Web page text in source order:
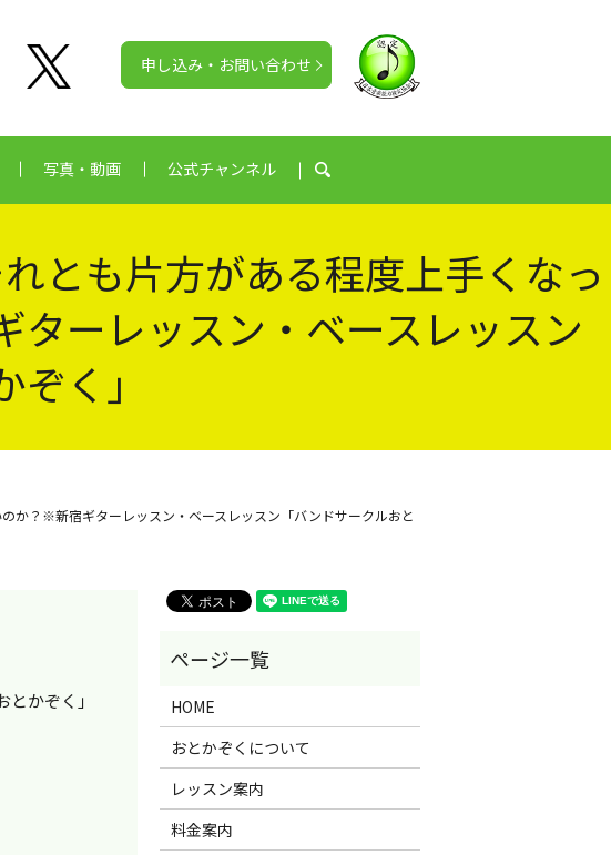
写真・動画 公式チャンネル search
申し込み・お問い合わせ
とも片方がある程度上手くなっ
ーレッスン・ベースレッスン
く」
か？※新宿ギターレッスン・ベースレッスン「バンドサークルおと
かぞく」
HOME
おとかぞくについて
レッスン案内
料金案内